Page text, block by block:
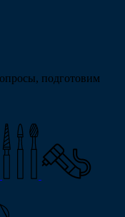
подготовим